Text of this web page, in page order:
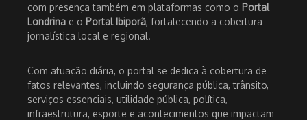
com presença também em plataformas como o Portal
Londrina e o Portal Ibiporã, fortalecendo a cobertura
jornalística local e regional.
Com atuação diária, o portal se dedica à cobertura de
fatos relevantes, incluindo segurança pública, trânsito,
serviços essenciais, utilidade pública, política,
infraestrutura, esporte e acontecimentos que impactam